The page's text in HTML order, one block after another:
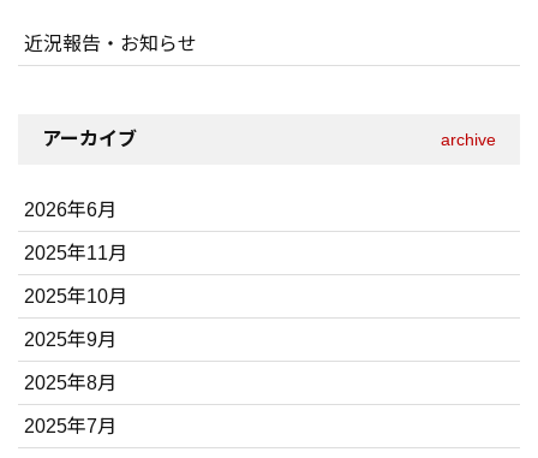
近況報告・お知らせ
アーカイブ archive
2026年6月
2025年11月
2025年10月
2025年9月
2025年8月
2025年7月